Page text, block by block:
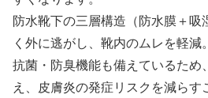
防水靴下の三層構造（防水膜＋吸
く外に逃がし、靴内のムレを軽減。
抗菌・防臭機能も備えているため
え、皮膚炎の発症リスクを減らす